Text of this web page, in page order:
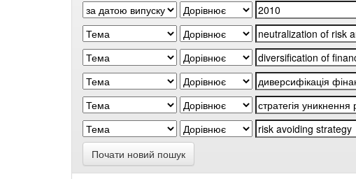
Почати новий пошук